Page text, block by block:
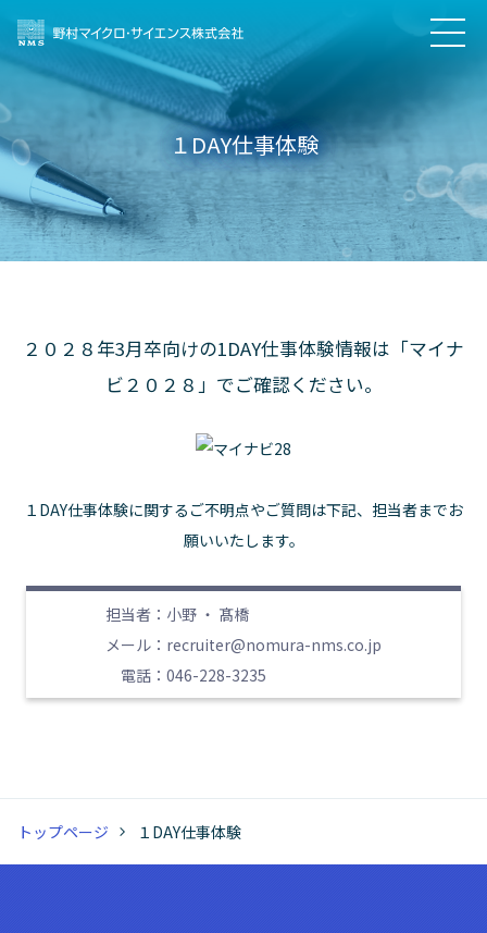
１DAY仕事体験
２０２８年3月卒向けの1DAY仕事体験情報は「マイナ
ビ２０２８」でご確認ください。
１DAY仕事体験に関するご不明点やご質問は下記、担当者までお
願いいたします。
担当者： 小野 ・ 髙橋
メール： recruiter@nomura-nms.co.jp
電話： 046-228-3235
トップページ １DAY仕事体験